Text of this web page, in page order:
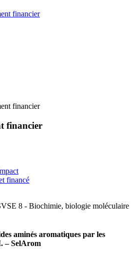
financier
financier
financier
financé
8 - Biochimie, biologie moléculaire
aminés aromatiques par les
– SelArom